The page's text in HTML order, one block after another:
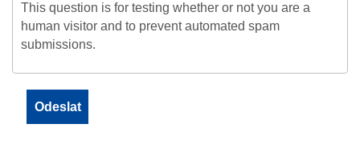
This question is for testing whether or not you are a
human visitor and to prevent automated spam
submissions.